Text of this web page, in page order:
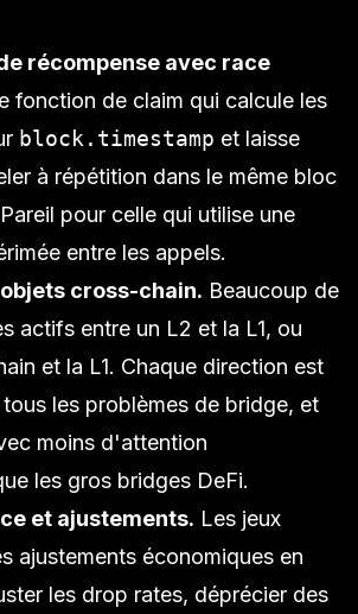
récompense avec race
fonction de claim qui calcule les
block.timestamp et laisse
à répétition dans le même bloc
pour celle qui utilise une
entre les appels.
cross-chain. Beaucoup de
actifs entre un L2 et la L1, ou
et la L1. Chaque direction est
les problèmes de bridge, et
moins d'attention
les gros bridges DeFi.
et ajustements. Les jeux
ajustements économiques en
les drop rates, déprécier des